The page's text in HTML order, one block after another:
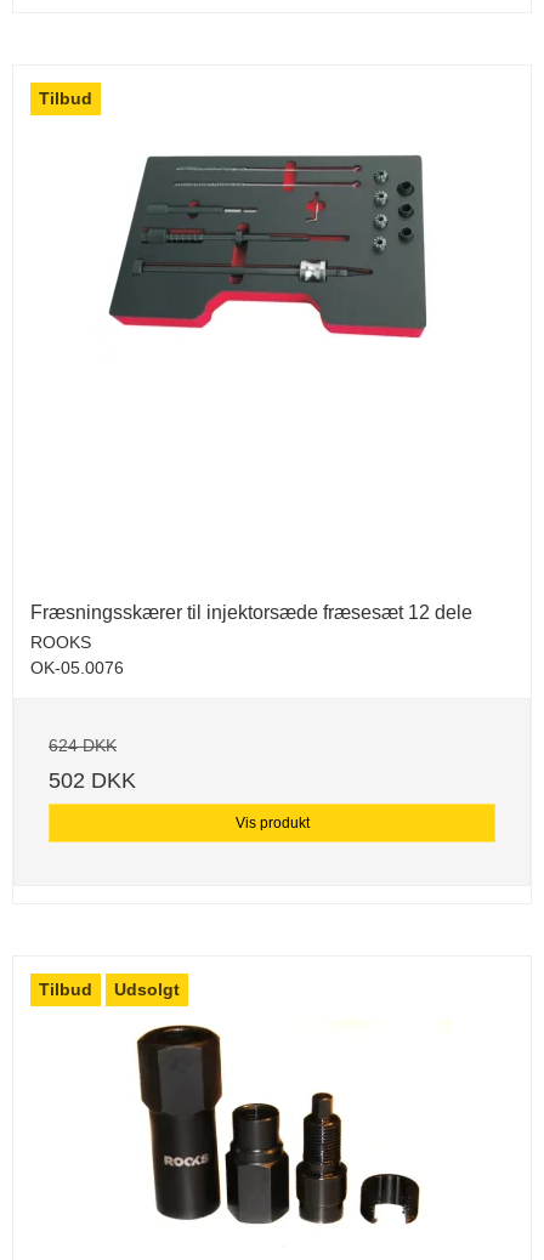
Tilbud
Fræsningsskærer til injektorsæde fræsesæt 12 dele
ROOKS
OK-05.0076
624 DKK
502 DKK
Vis produkt
Tilbud Udsolgt